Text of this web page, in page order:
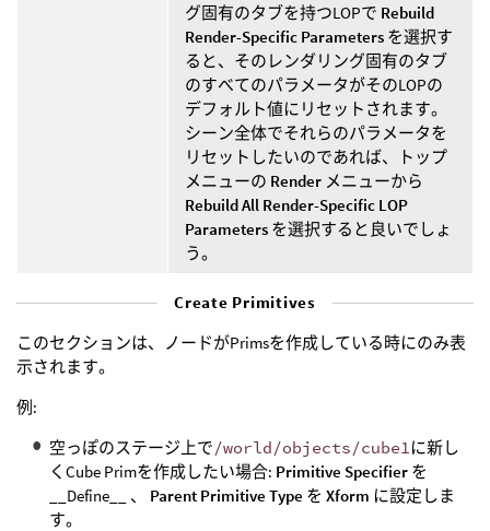
グ固有のタブを持つLOPで Rebuild
Render-Specific Parameters を選択す
ると、そのレンダリング固有のタブ
のすべてのパラメータがそのLOPの
デフォルト値にリセットされます。
シーン全体でそれらのパラメータを
リセットしたいのであれば、トップ
メニューの Render メニューから
Rebuild All Render-Specific LOP
Parameters を選択すると良いでしょ
う。
Create Primitives
このセクションは、ノードがPrimsを作成している時にのみ表
示されます。
例:
空っぽのステージ上で/world/objects/cube1 に新し
くCube Primを作成したい場合: Primitive Specifier を
__Define__ 、 Parent Primitive Type を Xform に設定しま
す。